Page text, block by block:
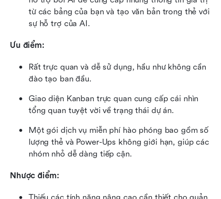
từ các bảng của bạn và tạo văn bản trong thẻ với
sự hỗ trợ của AI.
Ưu điểm:
Rất trực quan và dễ sử dụng, hầu như không cần
đào tạo ban đầu.
Giao diện Kanban trực quan cung cấp cái nhìn
tổng quan tuyệt vời về trạng thái dự án.
Một gói dịch vụ miễn phí hào phóng bao gồm số
lượng thẻ và Power-Ups không giới hạn, giúp các
nhóm nhỏ dễ dàng tiếp cận.
Nhược điểm: